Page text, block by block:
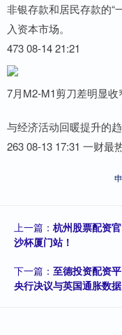
非银存款和居民存款的“
入资本市场。
473 08-14 21:21
7月M2-M1剪刀差明显
与经济活动回暖提升的趋
263 08-13 17:31 一财最
上一篇： 杭州股票配资
沙杯厦门站！
下一篇： 至德投资配资
央行决议与英国通胀数